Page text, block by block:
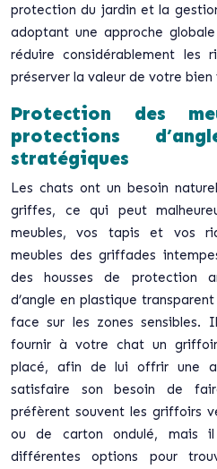
protection du jardin et la
adoptant une approche
réduire considérablement les
préserver la valeur de votre bien
Protection des
protections
stratégiques
Les chats ont un besoin
griffes, ce qui peut
meubles, vos tapis et vos
meubles des griffades
des housses de protection
d’angle en plastique
face sur les zones sensibles.
fournir à votre chat un
placé, afin de lui offrir une
satisfaire son besoin de
préfèrent souvent les griffoirs
ou de carton ondulé, mais
différentes options pour